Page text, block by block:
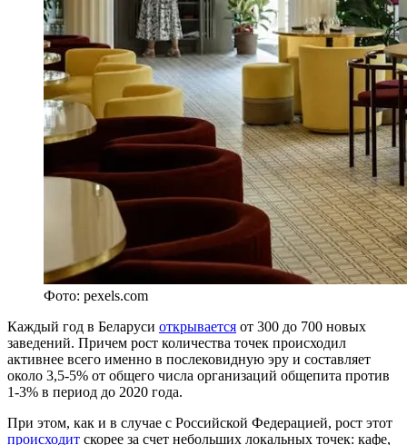
Фото: pexels.com
Каждый год в Беларуси открывается от 300 до 700 новых
заведений. Причем рост количества точек происходил
активнее всего именно в послековидную эру и составляет
около 3,5-5% от общего числа организаций общепита против
1-3% в период до 2020 года.
При этом, как и в случае с Российской Федерацией, рост этот
происходит скорее за счет небольших локальных точек: кафе,